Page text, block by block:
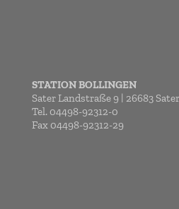
STATION BOLLINGEN
Sater Landstraße 9 | 26683
Tel. 04498-92312-0
Fax 04498-92312-29